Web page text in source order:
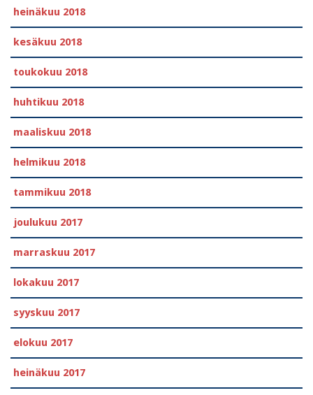
heinäkuu 2018
kesäkuu 2018
toukokuu 2018
huhtikuu 2018
maaliskuu 2018
helmikuu 2018
tammikuu 2018
joulukuu 2017
marraskuu 2017
lokakuu 2017
syyskuu 2017
elokuu 2017
heinäkuu 2017